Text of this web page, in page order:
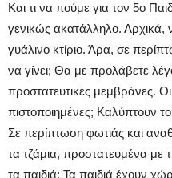
Και τι να πούμε για τον 5ο
γενικώς ακατάλληλο. Αρχικά,
γυάλινο κτίριο. Άρα, σε
να γίνει; Θα με προλάβετε
προστατευτικές μεμβράνες.
πιστοποιημένες; Καλύπτουν
Σε περίπτωση φωτιάς και
τα τζάμια, προστατευμένα με
τα παιδιά; Τα παιδιά έχουν